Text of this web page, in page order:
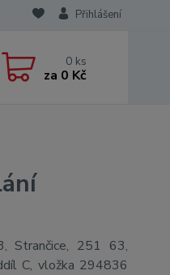
Přihlášení
0 ks
za 0 Kč
Strančice, 251 63,
C, vložka 294836